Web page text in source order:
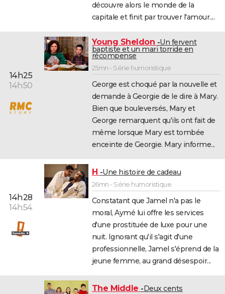
découvre alors le monde de la
capitale et finit par trouver l'amour....
14h25
14h50
Young Sheldon Un fervent
baptiste et un mari torride en
récompense
25mn - Série humoristique
George est choqué par la nouvelle et
demande à Georgie de le dire à Mary.
Bien que bouleversés, Mary et
George remarquent qu'ils ont fait de
même lorsque Mary est tombée
enceinte de Georgie. Mary informe...
14h28
14h54
H Une histoire de cadeau
26mn - Série humoristique
Constatant que Jamel n'a pas le
moral, Aymé lui offre les services
d'une prostituée de luxe pour une
nuit. Ignorant qu'il s'agit d'une
professionnelle, Jamel s'éprend de la
jeune femme, au grand désespoir...
The Middle Deux cents